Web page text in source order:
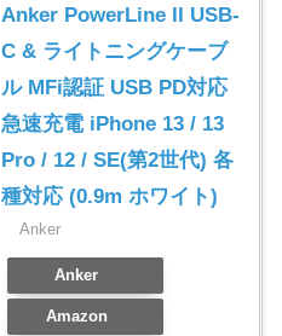
Anker PowerLine II USB-
C & ライトニングケーブ
ル MFi認証 USB PD対応
急速充電 iPhone 13 / 13
Pro / 12 / SE(第2世代) 各
種対応 (0.9m ホワイト)
Anker
Anker
Amazon